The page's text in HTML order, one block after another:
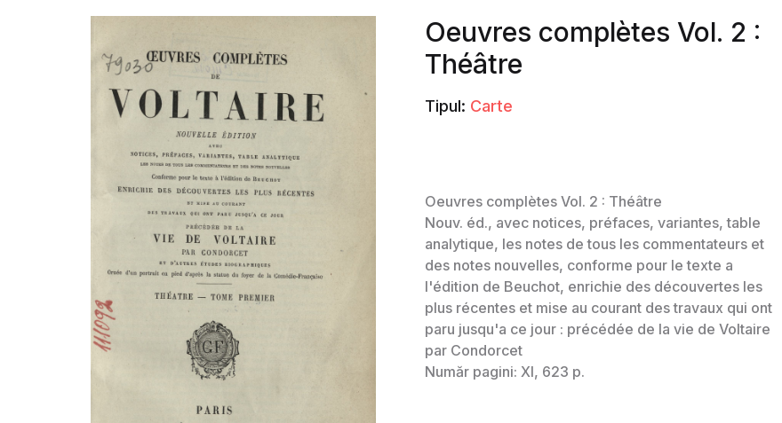
Oeuvres complètes Vol. 2 :
Théâtre
Tipul: Carte